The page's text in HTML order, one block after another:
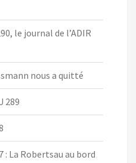
le journal de l’ADIR
nous a quitté
289
: La Robertsau au bord